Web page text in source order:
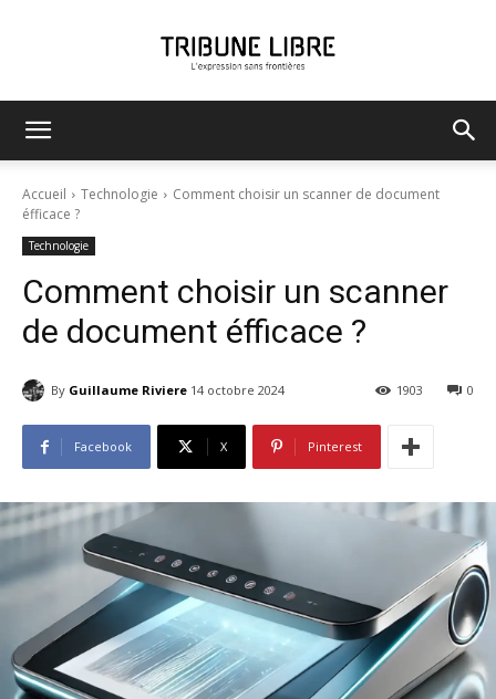
Accueil Technologie
Comment choisir un scanner de document
éfficace ?
Technologie
Comment choisir un scanner
de document éfficace ?
By Guillaume Riviere 14 octobre 2024 0
1903
Facebook X Pinterest